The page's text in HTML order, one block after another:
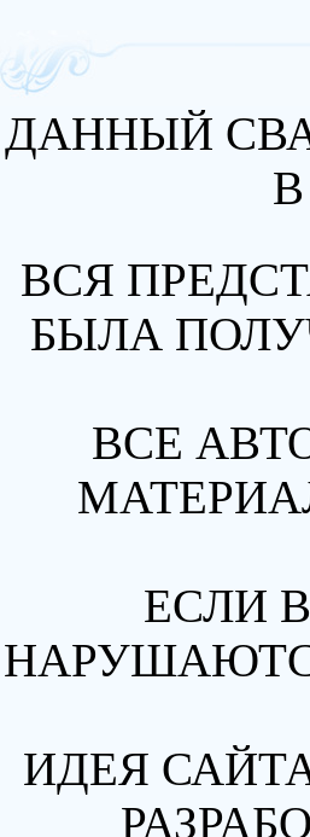
ДАННЫЙ
ВСЯ
БЫЛА
ВСЕ
ЕСЛИ
ИДЕЯ